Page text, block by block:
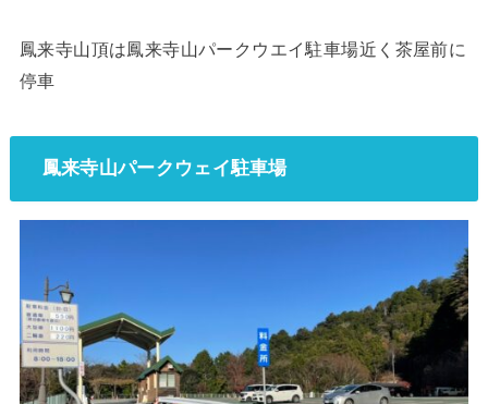
鳳来寺山頂は鳳来寺山パークウエイ駐車場近く茶屋前に
停車
鳳来寺山パークウェイ駐車場